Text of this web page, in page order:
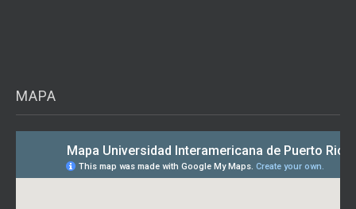
MAPA